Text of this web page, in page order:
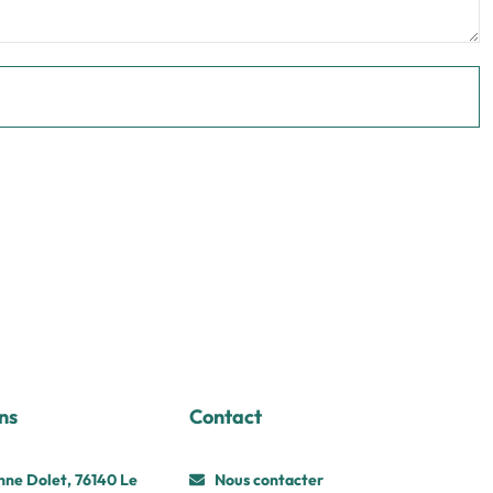
Dolet, 76140 Le
Contact
Nous contacter